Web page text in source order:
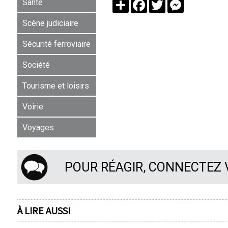
Santé
Scène judiciaire
Sécurité ferroviaire
Société
Tourisme et loisirs
Voirie
Voyages
POUR RÉAGIR, CONNECTEZ
À LIRE AUSSI